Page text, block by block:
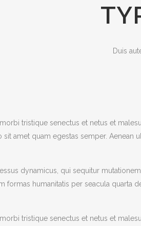
Duis
tristique senectus et netus et
amet quam egestas semper. Aenean
dynamicus, qui sequitur
formas humanitatis per seacula quarta
tristique senectus et netus et